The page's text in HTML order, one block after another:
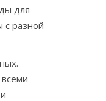
для
с разной